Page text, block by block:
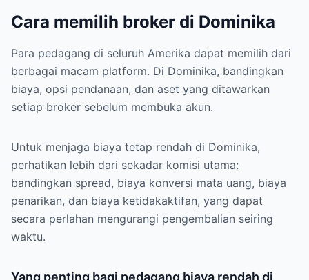
Cara memilih broker di Dominika
Para pedagang di seluruh Amerika dapat memilih dari
berbagai macam platform. Di Dominika, bandingkan
biaya, opsi pendanaan, dan aset yang ditawarkan
setiap broker sebelum membuka akun.
Untuk menjaga biaya tetap rendah di Dominika,
perhatikan lebih dari sekadar komisi utama:
bandingkan spread, biaya konversi mata uang, biaya
penarikan, dan biaya ketidakaktifan, yang dapat
secara perlahan mengurangi pengembalian seiring
waktu.
Yang penting bagi pedagang biaya rendah di